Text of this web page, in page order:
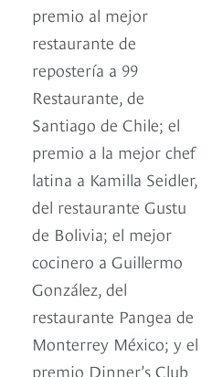
premio al mejor
restaurante de
repostería a 99
Restaurante, de
Santiago de Chile; el
premio a la mejor chef
latina a Kamilla Seidler,
del restaurante Gustu
de Bolivia; el mejor
cocinero a Guillermo
González, del
restaurante Pangea de
Monterrey México; y el
premio Dinner’s Club